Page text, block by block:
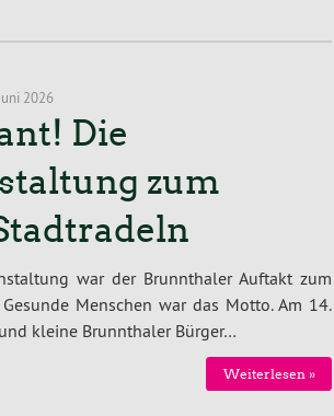
2026
Die
zum
war der Brunnthaler Auftakt zum
Menschen war das Motto. Am 14.
kleine Brunnthaler Bürger…
Weiterlesen »